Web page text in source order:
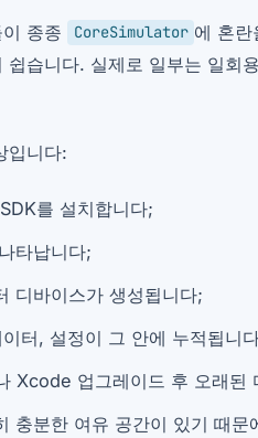
종종 CoreSimulator 에 혼
쉽습니다. 실제로 일부는 일회
입니다:
를 설치합니다;
타납니다;
디바이스가 생성됩니다;
터, 설정이 그 안에 누적됩니
Xcode 업그레이드 후 오래된
충분한 여유 공간이 있기 때